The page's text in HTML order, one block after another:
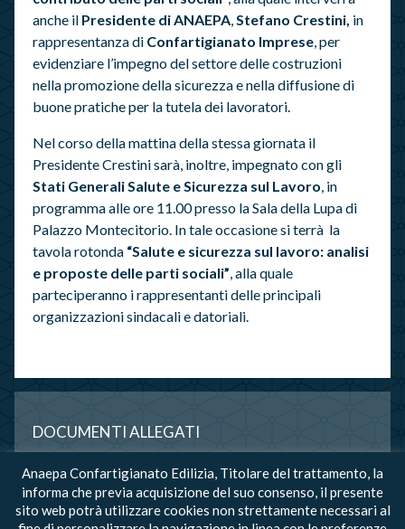
anche il Presidente di ANAEPA,Stefano Crestini, in
rappresentanza di Confartigianato Imprese, per
evidenziare l’impegno del settore delle costruzioni
nella promozione della sicurezza e nella diffusione di
buone pratiche per la tutela dei lavoratori.
Nel corso della mattina della stessa giornata il
Presidente Crestini sarà, inoltre, impegnato con gli
Stati Generali Salute e Sicurezza sul Lavoro, in
programma alle ore 11.00 presso la Sala della Lupa di
Palazzo Montecitorio. In tale occasione si terrà la
tavola rotonda “Salute e sicurezza sul lavoro: analisi
e proposte delle parti sociali”, alla quale
parteciperanno i rappresentanti delle principali
organizzazioni sindacali e datoriali.
DOCUMENTI ALLEGATI
Programma "Il decalogo della sicurezza"
Programma Stati generali salute e sicurezza sul lavoro
Anaepa Confartigianato Edilizia, Titolare del trattamento, la
informa che previa acquisizione del suo consenso, il presente
sito web potrà utilizzare cookies non strettamente necessari al